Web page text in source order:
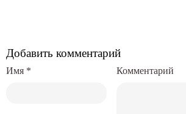
Добавить комментарий
Комментарий
Имя *